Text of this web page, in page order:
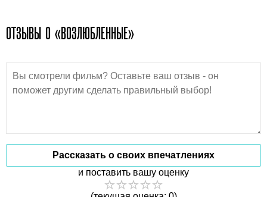
ОТЗЫВЫ О «ВОЗЛЮБЛЕННЫЕ»
Рассказать о своих впечатлениях
и поставить вашу оценку